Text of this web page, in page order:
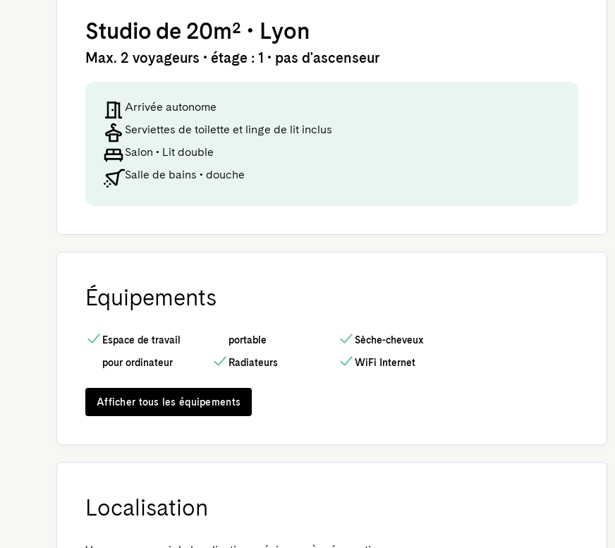
Studio de 20m² • Lyon
Max. 2 voyageurs • étage : 1 • pas d'ascenseur
Arrivée autonome
Serviettes de toilette et linge de lit inclus
Salon • Lit double
Salle de bains • douche
Équipements
Espace de travail
pour ordinateur
portable
Radiateurs
Sèche-cheveux
WiFi Internet
Afficher tous les équipements
Localisation